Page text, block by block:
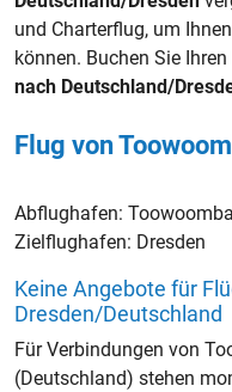
und Charterflug, um
können. Buchen Sie Ihren
nach Deutschland/
Flug von
Abflughafen: Toowoomba
Zielflughafen: Dresden
Keine Angebote für
Dresden/Deutschland
Für Verbindungen von
(Deutschland) stehen